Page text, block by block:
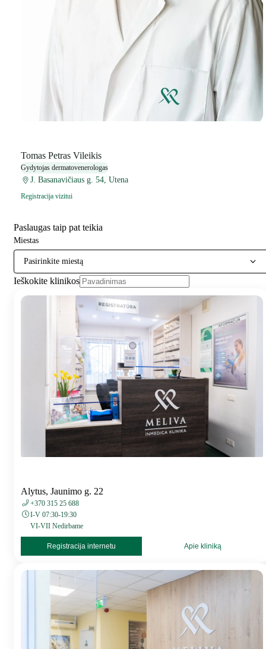
Tomas Petras Vileikis
Gydytojas dermatovenerologas
J. Basanavičiaus g. 54, Utena
Registracija vizitui
Paslaugas taip pat teikia
Miestas
Pasirinkite miestą
Ieškokite klinikos
Alytus, Jaunimo g. 22
+370 315 25 688
I-V 07:30-19:30
VI-VII Nedirbame
Registracija internetu Apie kliniką